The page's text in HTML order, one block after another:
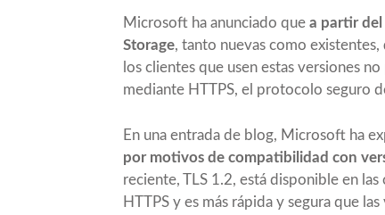
Microsoft ha anunciado que a partir
Storage, tanto nuevas como existentes,
los clientes que usen estas versiones
mediante HTTPS, el protocolo seguro
En una entrada de blog, Microsoft ha
por motivos de compatibilidad con
reciente, TLS 1.2, está disponible en
HTTPS y es más rápida y segura que